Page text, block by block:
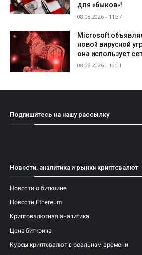
для «быков»!
08.08.2026 - 11:37
Microsoft
новой вирусной
она использует
08.08.2026 - 13:31
Подпишитесь на нашу рассылку
Новости, аналитика и рынки криптовалют
Новости о биткоине
Новости Ethereum
Криптовалютная аналитика
Цена биткоина
Курсы криптовалют в реальном времени